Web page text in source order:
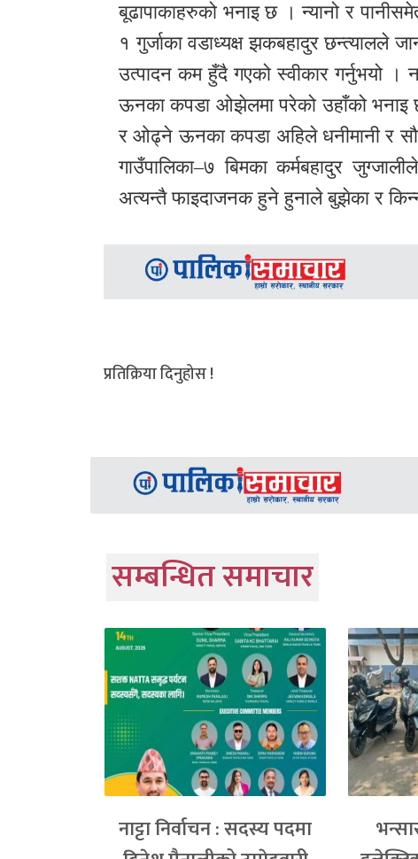
बूढापाकाहरुको भनाइ छ । न्यानो र
१ गुर्जाका वडाध्यक्ष झकबहादुर छन्त्यालले
उत्पादन कम हुँदै गएको स्वीकार गर्नुभयो ।
ऊनका कपडा ओझेलमा परेको उहाँको भनाइ
र ओढ्ने ऊनका कपडा अहिले धनीमानी र
गाउँपालिका–७ बिमका कर्मबहादुर
अत्यन्तै फाइदाजनक हुने हुनाले बुझेका र
प्रतिक्रिया दिनुहोस !
सम्बन्धित समाचार
नाट्टा निर्वाचन : सदस्य पदमा